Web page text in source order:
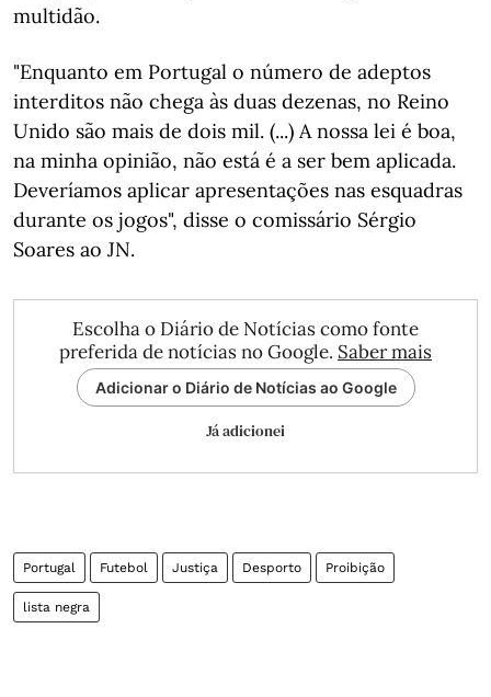
multidão.
"Enquanto em Portugal o número de adeptos
interditos não chega às duas dezenas, no Reino
Unido são mais de dois mil. (...) A nossa lei é boa,
na minha opinião, não está é a ser bem aplicada.
Deveríamos aplicar apresentações nas esquadras
durante os jogos", disse o comissário Sérgio
Soares ao JN.
Escolha o Diário de Notícias como fonte
preferida de notícias no Google. Saber mais
Adicionar o Diário de Notícias ao Google
Já adicionei
Portugal Futebol Justiça Desporto Proibição
lista negra